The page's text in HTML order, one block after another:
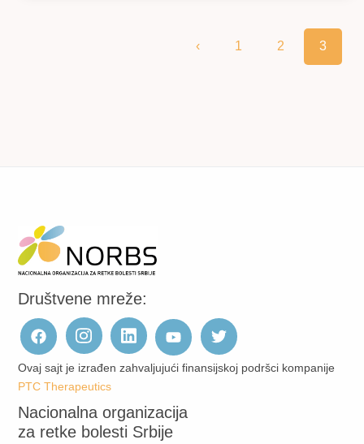
‹ 1 2 3
Društvene mreže:
Ovaj sajt je izrađen zahvaljujući finansijskoj podršci kompanije
PTC Therapeutics
Nacionalna organizacija
za retke bolesti Srbije